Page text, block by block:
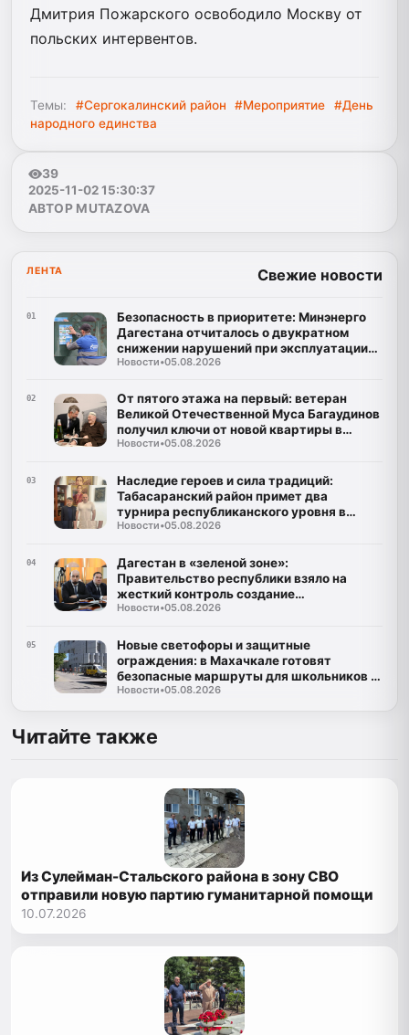
Дмитрия Пожарского освободило Москву от
польских интервентов.
Темы: #Сергокалинский район #Мероприятие
#День
народного единства
39
2025-11-02 15:30:37
АВТОР MUTAZOVA
ЛЕНТА Свежие новости
01
Безопасность в приоритете: Минэнерго
Дагестана отчиталось о двукратном
снижении нарушений при эксплуатации
газа
Новости•05.08.2026
02
От пятого этажа на первый: ветеран
Великой Отечественной Муса Багаудинов
получил ключи от новой квартиры в
Каспийске
Новости•05.08.2026
03
Наследие героев и сила традиций:
Табасаранский район примет два
турнира республиканского уровня в
честь Руслана Курбанова и Рустама
Новости•05.08.2026
04
Дагестан в «зеленой зоне»:
Правительство республики взяло на
жесткий контроль создание
инфраструктуры для ТКО
Новости•05.08.2026
05
Новые светофоры и защитные
ограждения: в Махачкале готовят
безопасные маршруты для школьников к
1 сентября
Новости•05.08.2026
Читайте также
Из Сулейман-Стальского района в зону СВО
отправили новую партию гуманитарной помощи
10.07.2026